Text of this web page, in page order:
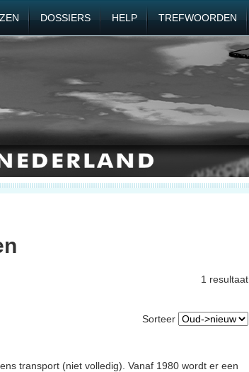
DOSSIERS HELP TREFWOORDEN
1 resultaat
Sorteer
transport (niet volledig). Vanaf 1980 wordt er een